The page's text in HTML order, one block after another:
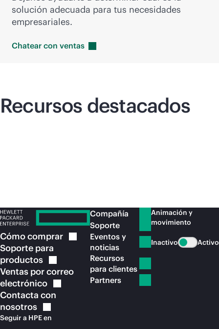
solución adecuada para tus necesidades
empresariales.
Chatear con ventas
Recursos destacados
Cómocomprar
Soporte para
productos
Ventas por correo
electrónico
Contacta con
nosotros
Seguir a HPE en
Compañía
Soporte
Eventos y
noticias
Recursos
para clientes
Partners
Animación y
movimiento
Inactivo Activo